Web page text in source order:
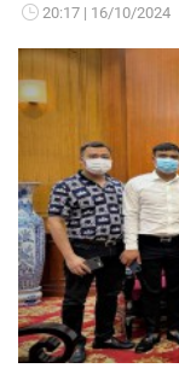
20:17 16/10/2024